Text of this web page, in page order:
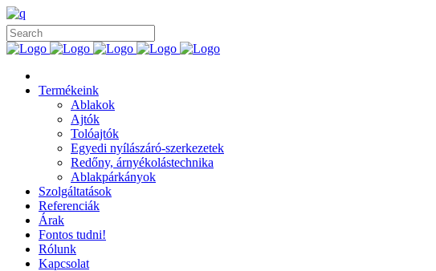
Termékeink
Ablakok
Ajtók
Tolóajtók
Egyedi nyílászáró-szerkezetek
Redőny, árnyékolástechnika
Ablakpárkányok
Szolgáltatások
Referenciák
Árak
Fontos tudni!
Rólunk
Kapcsolat